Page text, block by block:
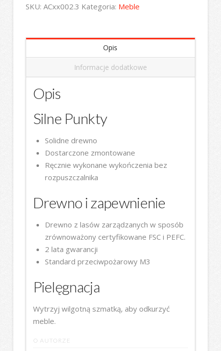
SKU: ACxx002.3 Kategoria: Meble
Opis
Informacje dodatkowe
Opis
Silne Punkty
Solidne drewno
Dostarczone zmontowane
Ręcznie wykonane wykończenia bez
rozpuszczalnika
Drewno i zapewnienie
Drewno z lasów zarządzanych w sposób
zrównoważony certyfikowane FSC i PEFC.
2 lata gwarancji
Standard przeciwpożarowy M3
Pielęgnacja
Wytrzyj wilgotną szmatką, aby odkurzyć
meble.
O AUTORZE